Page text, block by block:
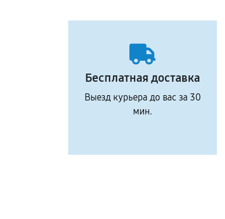
Бесплатная доставка
Выезд курьера до вас за 30
мин.